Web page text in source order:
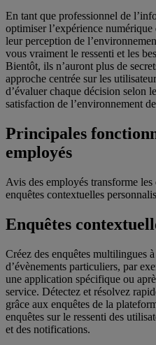
En tant que professionnel de
optimiser l’expérience
leur perception de
vous vraiment le ressenti et les
Bientôt, ils n’auront plus de
approche centrée sur les
d’évaluer chaque décision selon
satisfaction de l’environnement
Principales
employés
Avis des employés transforme
enquêtes contextuelles
Enquêtes
Créez des enquêtes multilingues
d’évènements particuliers, par
une application spécifique ou
service. Détectez et résolvez
grâce aux enquêtes de la
enquêtes sur le ressenti des
et des notifications.